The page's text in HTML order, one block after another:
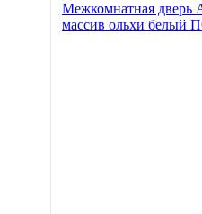
Межкомнатная дверь
массив ольхи белый